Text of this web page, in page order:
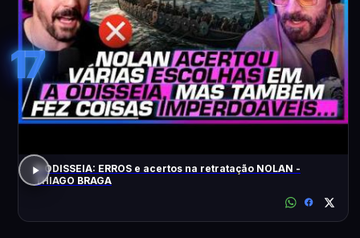
17
A ODISSEIA: ERROS e acertos na retratação NOLAN -
THIAGO BRAGA